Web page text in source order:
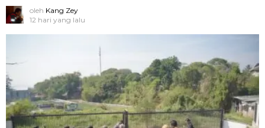
oleh Kang Zey
12 hari yang lalu